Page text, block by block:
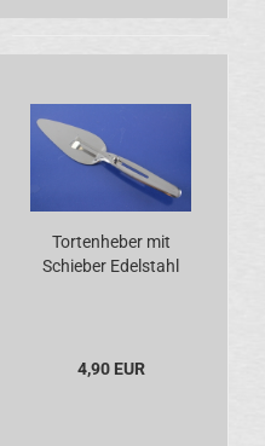
Tortenheber mit
Schieber Edelstahl
4,90 EUR